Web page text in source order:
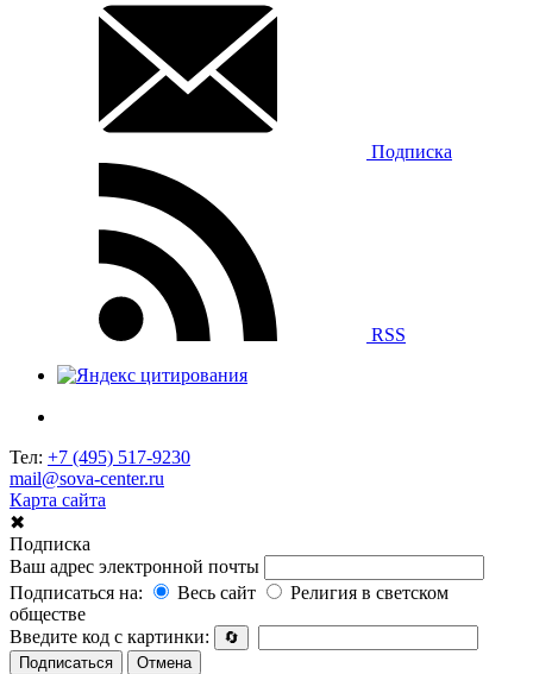
Подписка
RSS
Тел: +7 (495) 517-9230
mail@sova-center.ru
Карта сайта
✖
Подписка
Ваш адрес электронной почты
Подписаться на:
Весь сайт
Религия в светском
обществе
Введите код с картинки:
🔄
Подписаться
Отмена